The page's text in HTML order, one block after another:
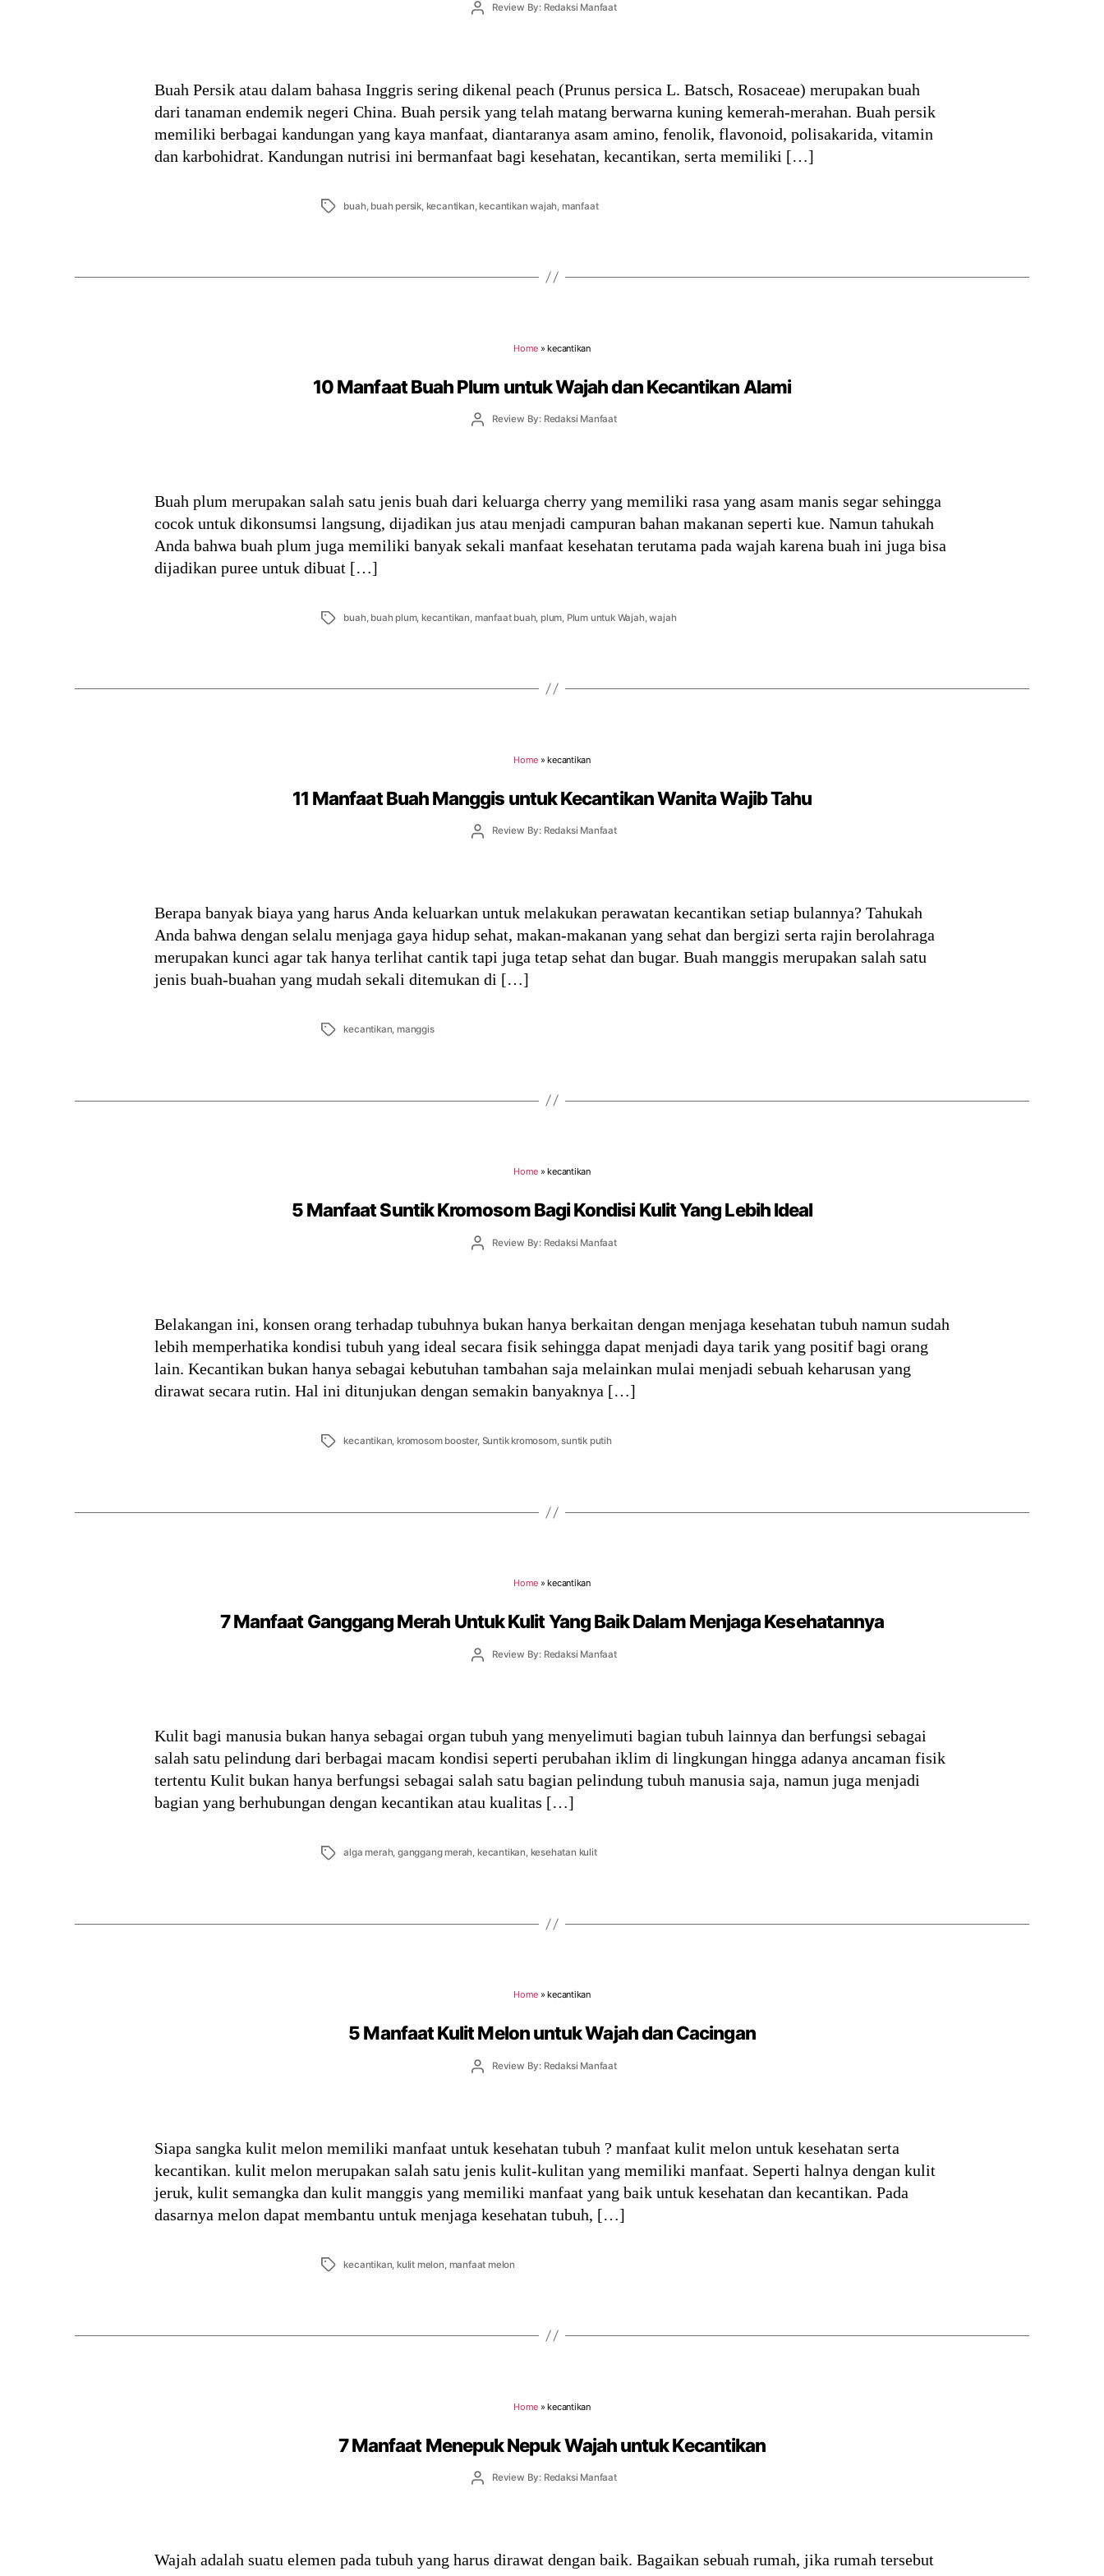
PostReview By: Redaksi Manfaat
Buah Persik atau dalam bahasa Inggris sering dikenal peach (Prunus persica L. Batsch, Rosaceae) merupakan buah
dari tanaman endemik negeri China. Buah persik yang telah matang berwarna kuning kemerah-merahan. Buah persik
memiliki berbagai kandungan yang kaya manfaat, diantaranya asam amino, fenolik, flavonoid, polisakarida, vitamin
dan karbohidrat. Kandungan nutrisi ini bermanfaat bagi kesehatan, kecantikan, serta memiliki […]
Tags buah buah persik kecantikan ,kecantikan wajah manfaat
Home »kecantikan
10 Manfaat Buah Plum untuk Wajah dan Kecantikan Alami
PostReview By: Redaksi Manfaat
Buah plum merupakan salah satu jenis buah dari keluarga cherry yang memiliki rasa yang asam manis segar sehingga
cocok untuk dikonsumsi langsung, dijadikan jus atau menjadi campuran bahan makanan seperti kue. Namun tahukah
Anda bahwa buah plum juga memiliki banyak sekali manfaat kesehatan terutama pada wajah karena buah ini juga bisa
dijadikan puree untuk dibuat […]
Tags buah buah plum,kecantikan manfaat buah plum Plum untuk Wajah ,wajah
Home »kecantikan
11 Manfaat Buah Manggis untuk Kecantikan Wanita Wajib Tahu
PostReview By: Redaksi Manfaat
Berapa banyak biaya yang harus Anda keluarkan untuk melakukan perawatan kecantikan setiap bulannya? Tahukah
Anda bahwa dengan selalu menjaga gaya hidup sehat, makan-makanan yang sehat dan bergizi serta rajin berolahraga
merupakan kunci agar tak hanya terlihat cantik tapi juga tetap sehat dan bugar. Buah manggis merupakan salah satu
jenis buah-buahan yang mudah sekali ditemukan di […]
Tags kecantikan,manggis
Home »kecantikan
5 Manfaat Suntik Kromosom Bagi Kondisi Kulit Yang Lebih Ideal
PostReview By: Redaksi Manfaat
Belakangan ini, konsen orang terhadap tubuhnya bukan hanya berkaitan dengan menjaga kesehatan tubuh namun sudah
lebih memperhatika kondisi tubuh yang ideal secara fisik sehingga dapat menjadi daya tarik yang positif bagi orang
lain. Kecantikan bukan hanya sebagai kebutuhan tambahan saja melainkan mulai menjadi sebuah keharusan yang
dirawat secara rutin. Hal ini ditunjukan dengan semakin banyaknya […]
Tags kecantikan, kromosom booster, Suntik kromosom,suntik putih
Home »kecantikan
7 Manfaat Ganggang Merah Untuk Kulit Yang Baik Dalam Menjaga Kesehatannya
PostReview By: Redaksi Manfaat
Kulit bagi manusia bukan hanya sebagai organ tubuh yang menyelimuti bagian tubuh lainnya dan berfungsi sebagai
salah satu pelindung dari berbagai macam kondisi seperti perubahan iklim di lingkungan hingga adanya ancaman fisik
tertentu Kulit bukan hanya berfungsi sebagai salah satu bagian pelindung tubuh manusia saja, namun juga menjadi
bagian yang berhubungan dengan kecantikan atau kualitas […]
Tags alga merah,ganggang merah, kecantikan, kesehatan kulit
Home »kecantikan
5 Manfaat Kulit Melon untuk Wajah dan Cacingan
PostReview By: Redaksi Manfaat
Siapa sangka kulit melon memiliki manfaat untuk kesehatan tubuh ? manfaat kulit melon untuk kesehatan serta
kecantikan. kulit melon merupakan salah satu jenis kulit-kulitan yang memiliki manfaat. Seperti halnya dengan kulit
jeruk, kulit semangka dan kulit manggis yang memiliki manfaat yang baik untuk kesehatan dan kecantikan. Pada
dasarnya melon dapat membantu untuk menjaga kesehatan tubuh, […]
Tags kecantikan ,kulit melon manfaat melon
Home »kecantikan
7 Manfaat Menepuk Nepuk Wajah untuk Kecantikan
PostReview By: Redaksi Manfaat
Wajah adalah suatu elemen pada tubuh yang harus dirawat dengan baik. Bagaikan sebuah rumah, jika rumah tersebut